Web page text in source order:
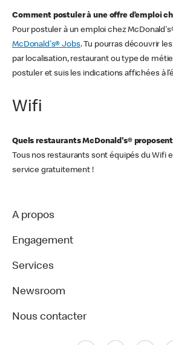
Comment postuler à une offre d’emploi
Pour postuler à un emploi chez
McDonald's® Jobs. Tu pourras découvrir
par localisation, restaurant ou type de
postuler et suis les indications affichées à
Wifi
Quels restaurants McDonald's®
Tous nos restaurants sont équipés du Wifi
service gratuitement !
A propos
Engagement
Services
Newsroom
Nous contacter